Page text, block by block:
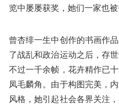
览中屡屡获奖，她们一家也被
曾杏绯一生中创作的书画作
了战乱和政治运动之后，存
不过一千余帧，花卉精作已
凤毛麟角。由于构图完美，
风格，她引起社会各界关注